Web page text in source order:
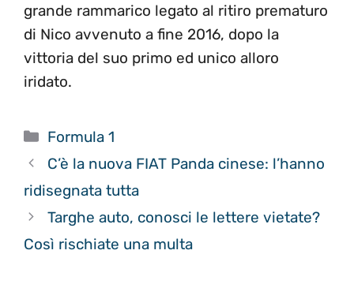
grande rammarico legato al ritiro prematuro
di Nico avvenuto a fine 2016, dopo la
vittoria del suo primo ed unico alloro
iridato.
Categorie
Formula 1
C’è la nuova FIAT Panda cinese: l’hanno
ridisegnata tutta
Targhe auto, conosci le lettere vietate?
Così rischiate una multa